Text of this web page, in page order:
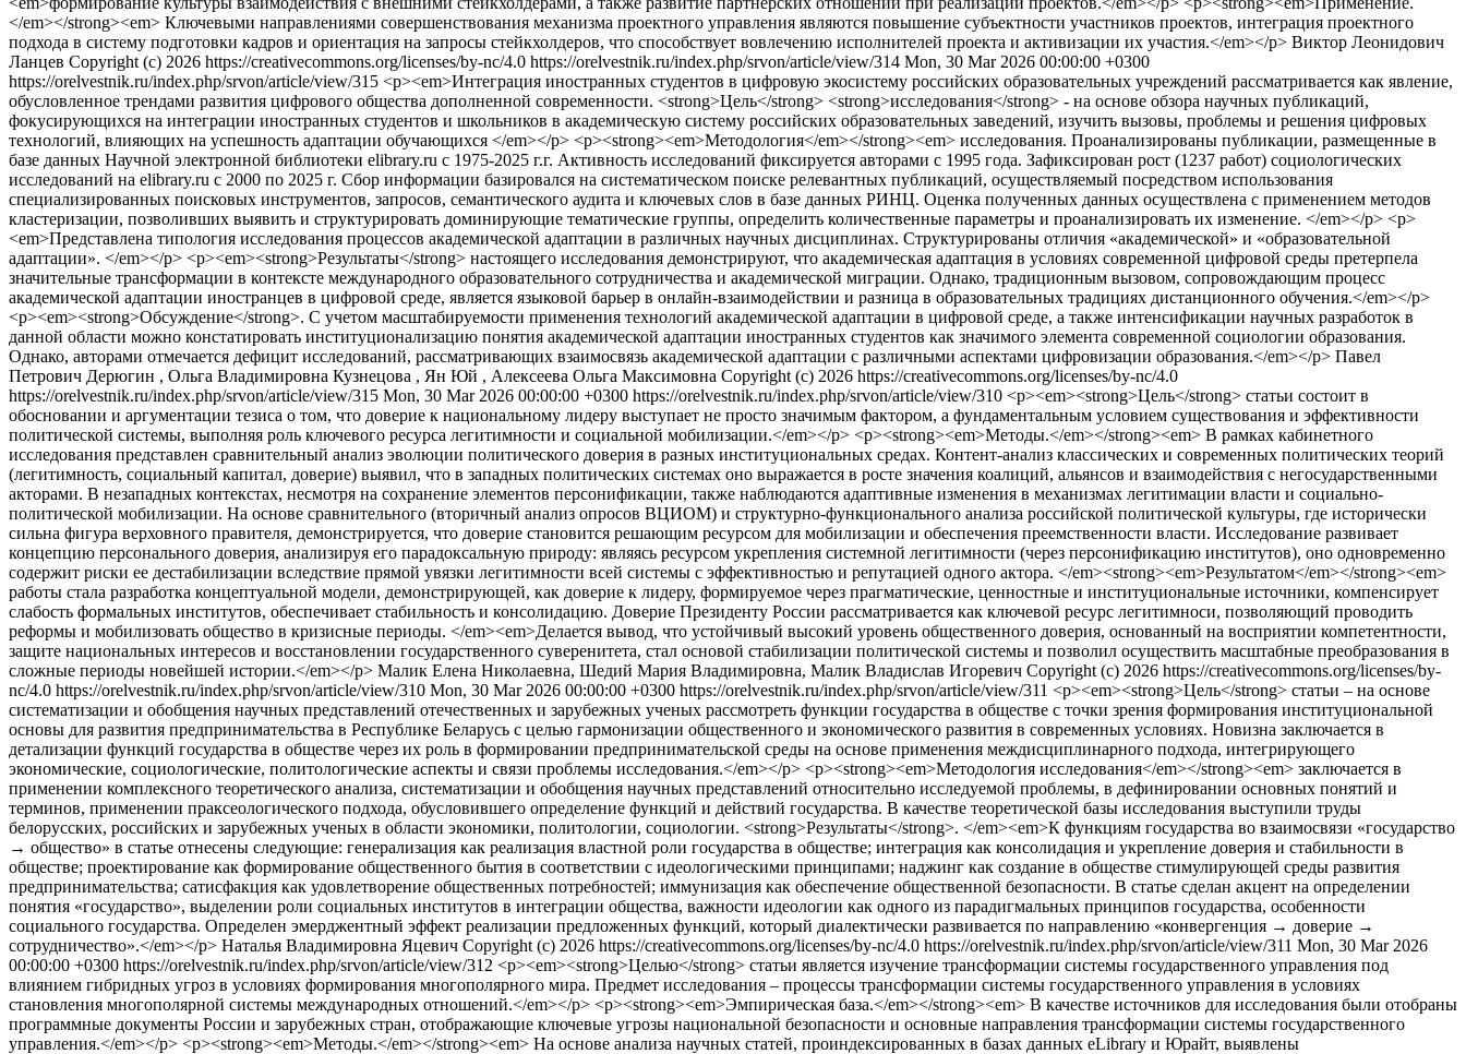
</em></strong><em> Ключевыми направлениями совершенствования механизма проектного управления являются повышение субъектности участников проектов, интеграция проектного
подхода в систему подготовки кадров и ориентация на запросы стейкхолдеров, что способствует вовлечению исполнителей проекта и активизации их участия.</em></p> Виктор Леонидович
Ланцев Copyright (c) 2026 https://creativecommons.org/licenses/by-nc/4.0 https://orelvestnik.ru/index.php/srvon/article/view/314 Mon, 30 Mar 2026 00:00:00 +0300
https://orelvestnik.ru/index.php/srvon/article/view/315 <p><em>Интеграция иностранных студентов в цифровую экосистему российских образовательных учреждений рассматривается как явление,
обусловленное трендами развития цифрового общества дополненной современности. <strong>Цель</strong> <strong>исследования</strong> - на основе обзора научных публикаций,
фокусирующихся на интеграции иностранных студентов и школьников в академическую систему российских образовательных заведений, изучить вызовы, проблемы и решения цифровых
технологий, влияющих на успешность адаптации обучающихся </em></p> <p><strong><em>Методология</em></strong><em> исследования. Проанализированы публикации, размещенные в
базе данных Научной электронной библиотеки elibrary.ru с 1975-2025 г.г. Активность исследований фиксируется авторами с 1995 года. Зафиксирован рост (1237 работ) социологических
исследований на elibrary.ru с 2000 по 2025 г. Сбор информации базировался на систематическом поиске релевантных публикаций, осуществляемый посредством использования
специализированных поисковых инструментов, запросов, семантического аудита и ключевых слов в базе данных РИНЦ. Оценка полученных данных осуществлена с применением методов
кластеризации, позволивших выявить и структурировать доминирующие тематические группы, определить количественные параметры и проанализировать их изменение. </em></p> <p>
<em>Представлена типология исследования процессов академической адаптации в различных научных дисциплинах. Структурированы отличия «академической» и «образовательной
адаптации». </em></p> <p><em><strong>Результаты</strong> настоящего исследования демонстрируют, что академическая адаптация в условиях современной цифровой среды претерпела
значительные трансформации в контексте международного образовательного сотрудничества и академической миграции. Однако, традиционным вызовом, сопровождающим процесс
академической адаптации иностранцев в цифровой среде, является языковой барьер в онлайн‑взаимодействии и разница в образовательных традициях дистанционного обучения.</em></p>
<p><em><strong>Обсуждение</strong>. С учетом масштабируемости применения технологий академической адаптации в цифровой среде, а также интенсификации научных разработок в
данной области можно констатировать институционализацию понятия академической адаптации иностранных студентов как значимого элемента современной социологии образования.
Однако, авторами отмечается дефицит исследований, рассматривающих взаимосвязь академической адаптации с различными аспектами цифровизации образования.</em></p> Павел
Петрович Дерюгин , Ольга Владимировна Кузнецова , Ян Юй , Алексеева Ольга Максимовна Copyright (c) 2026 https://creativecommons.org/licenses/by-nc/4.0
https://orelvestnik.ru/index.php/srvon/article/view/315 Mon, 30 Mar 2026 00:00:00 +0300 https://orelvestnik.ru/index.php/srvon/article/view/310 <p><em><strong>Цель</strong> статьи состоит в
обосновании и аргументации тезиса о том, что доверие к национальному лидеру выступает не просто значимым фактором, а фундаментальным условием существования и эффективности
политической системы, выполняя роль ключевого ресурса легитимности и социальной мобилизации.</em></p> <p><strong><em>Методы.</em></strong><em> В рамках кабинетного
исследования представлен сравнительный анализ эволюции политического доверия в разных институциональных средах. Контент-анализ классических и современных политических теорий
(легитимность, социальный капитал, доверие) выявил, что в западных политических системах оно выражается в росте значения коалиций, альянсов и взаимодействия с негосударственными
акторами. В незападных контекстах, несмотря на сохранение элементов персонификации, также наблюдаются адаптивные изменения в механизмах легитимации власти и социально-
политической мобилизации. На основе сравнительного (вторичный анализ опросов ВЦИОМ) и структурно-функционального анализа российской политической культуры, где исторически
сильна фигура верховного правителя, демонстрируется, что доверие становится решающим ресурсом для мобилизации и обеспечения преемственности власти. Исследование развивает
концепцию персонального доверия, анализируя его парадоксальную природу: являясь ресурсом укрепления системной легитимности (через персонификацию институтов), оно одновременно
содержит риски ее дестабилизации вследствие прямой увязки легитимности всей системы с эффективностью и репутацией одного актора. </em><strong><em>Результатом</em></strong><em>
работы стала разработка концептуальной модели, демонстрирующей, как доверие к лидеру, формируемое через прагматические, ценностные и институциональные источники, компенсирует
слабость формальных институтов, обеспечивает стабильность и консолидацию. Доверие Президенту России рассматривается как ключевой ресурс легитимноси, позволяющий проводить
реформы и мобилизовать общество в кризисные периоды. </em><em>Делается вывод, что устойчивый высокий уровень общественного доверия, основанный на восприятии компетентности,
защите национальных интересов и восстановлении государственного суверенитета, стал основой стабилизации политической системы и позволил осуществить масштабные преобразования в
сложные периоды новейшей истории.</em></p> Малик Елена Николаевна, Шедий Мария Владимировна, Малик Владислав Игоревич Copyright (c) 2026 https://creativecommons.org/licenses/by-
nc/4.0 https://orelvestnik.ru/index.php/srvon/article/view/310 Mon, 30 Mar 2026 00:00:00 +0300 https://orelvestnik.ru/index.php/srvon/article/view/311 <p><em><strong>Цель</strong> статьи – на основе
систематизации и обобщения научных представлений отечественных и зарубежных ученых рассмотреть функции государства в обществе с точки зрения формирования институциональной
основы для развития предпринимательства в Республике Беларусь с целью гармонизации общественного и экономического развития в современных условиях. Новизна заключается в
детализации функций государства в обществе через их роль в формировании предпринимательской среды на основе применения междисциплинарного подхода, интегрирующего
экономические, социологические, политологические аспекты и связи проблемы исследования.</em></p> <p><strong><em>Методология исследования</em></strong><em> заключается в
применении комплексного теоретического анализа, систематизации и обобщения научных представлений относительно исследуемой проблемы, в дефинировании основных понятий и
терминов, применении праксеологического подхода, обусловившего определение функций и действий государства. В качестве теоретической базы исследования выступили труды
белорусских, российских и зарубежных ученых в области экономики, политологии, социологии. <strong>Результаты</strong>. </em><em>К функциям государства во взаимосвязи «государство
→ общество» в статье отнесены следующие: генерализация как реализация властной роли государства в обществе; интеграция как консолидация и укрепление доверия и стабильности в
обществе; проектирование как формирование общественного бытия в соответствии с идеологическими принципами; наджинг как создание в обществе стимулирующей среды развития
предпринимательства; сатисфакция как удовлетворение общественных потребностей; иммунизация как обеспечение общественной безопасности. В статье сделан акцент на определении
понятия «государство», выделении роли социальных институтов в интеграции общества, важности идеологии как одного из парадигмальных принципов государства, особенности
социального государства. Определен эмерджентный эффект реализации предложенных функций, который диалектически развивается по направлению «конвергенция → доверие →
сотрудничество».</em></p> Наталья Владимировна Яцевич Copyright (c) 2026 https://creativecommons.org/licenses/by-nc/4.0 https://orelvestnik.ru/index.php/srvon/article/view/311 Mon, 30 Mar 2026
00:00:00 +0300 https://orelvestnik.ru/index.php/srvon/article/view/312 <p><em><strong>Целью</strong> статьи является изучение трансформации системы государственного управления под
влиянием гибридных угроз в условиях формирования многополярного мира. Предмет исследования – процессы трансформации системы государственного управления в условиях
становления многополярной системы международных отношений.</em></p> <p><strong><em>Эмпирическая база.</em></strong><em> В качестве источников для исследования были отобраны
программные документы России и зарубежных стран, отображающие ключевые угрозы национальной безопасности и основные направления трансформации системы государственного
управления.</em></p> <p><strong><em>Методы.</em></strong><em> На основе анализа научных статей, проиндексированных в базах данных eLibrary и Юрайт, выявлены